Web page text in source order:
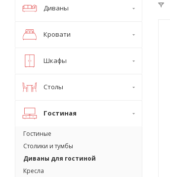
Диваны
Кровати
Шкафы
Столы
Гостиная
Гостиные
Столики и тумбы
Диваны для гостиной
Кресла